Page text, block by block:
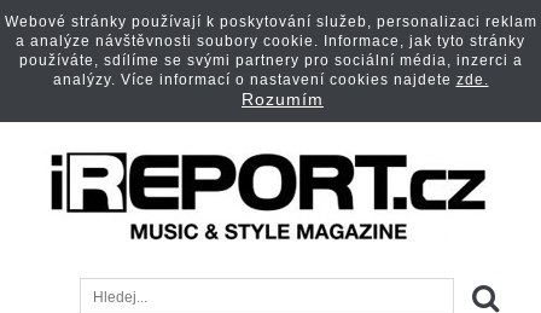
Webové stránky používají k poskytování služeb, personalizaci reklam
a analýze návštěvnosti soubory cookie. Informace, jak tyto stránky
používáte, sdílíme se svými partnery pro sociální média, inzerci a
analýzy. Více informací o nastavení cookies najdete zde.
Rozumím